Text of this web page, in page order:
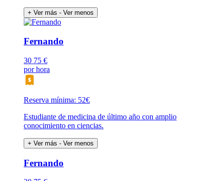
+ Ver más - Ver menos
Fernando
30 75 €
por hora
Reserva mínima: 52€
Estudiante de medicina de último año con amplio
conocimiento en ciencias.
+ Ver más - Ver menos
Fernando